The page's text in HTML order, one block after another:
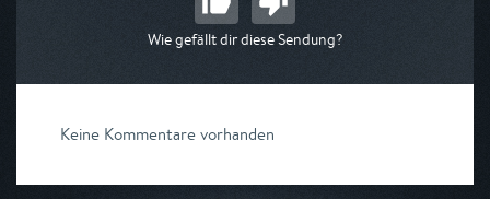
Wie gefällt dir diese Sendung?
Keine Kommentare vorhanden